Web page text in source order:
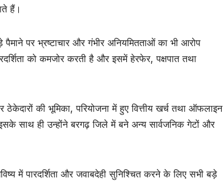
हैं।
पर भ्रष्टाचार और गंभीर अनियमितताओं का भी आरोप
को कमजोर करती है और इसमें हेरफेर, पक्षपात तथा
ठेकेदारों की भूमिका, परियोजना में हुए वित्तीय खर्च तथा ऑफलाइन
साथ ही उन्होंने बरगढ़ जिले में बने अन्य सार्वजनिक गेटों और
में पारदर्शिता और जवाबदेही सुनिश्चित करने के लिए सभी बड़े